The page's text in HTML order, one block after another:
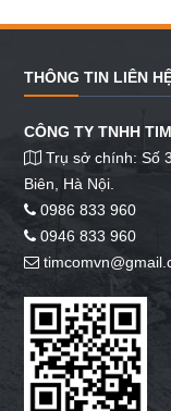
THÔNG TIN LIÊN
CÔNG TY TNHH
Trụ sở chính: Số
Biên, Hà Nội.
0986 833 960
0946 833 960